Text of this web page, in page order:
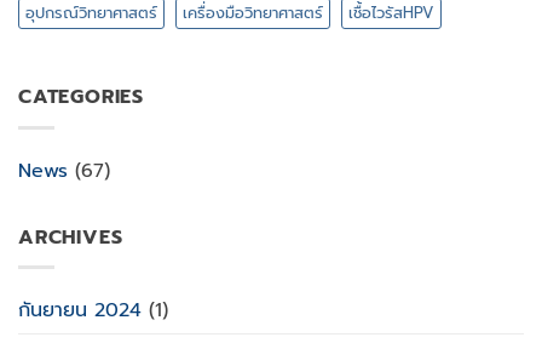
อุปกรณ์วิทยาศาสตร์
เครื่องมือวิทยาศาสตร์ เชื้อไวรัสHPV
CATEGORIES
News (67)
ARCHIVES
กันยายน 2024 (1)